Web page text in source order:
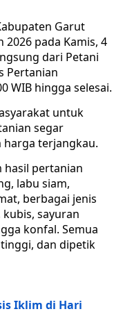
Garut
2026 pada Kamis, 4
dari Petani
Pertanian
WIB hingga selesai.
untuk
segar
harga terjangkau.
hasil pertanian
labu siam,
berbagai jenis
sayuran
konfal. Semua
dan dipetik
Iklim di Hari